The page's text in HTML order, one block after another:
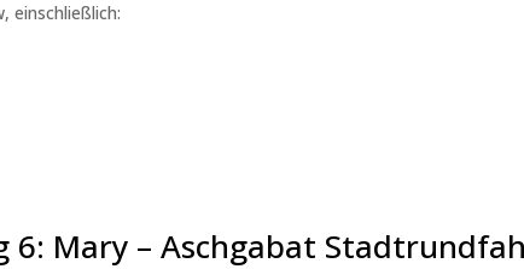
einschließlich:
6: Mary – Aschgabat